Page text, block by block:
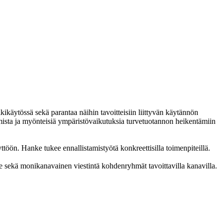
sekä parantaa näihin tavoitteisiin liittyvän käytännön
ja myönteisiä ympäristövaikutuksia turvetuotannon heikentämiin
Hanke tukee ennallistamistyötä konkreettisilla toimenpiteillä.
monikanavainen viestintä kohdenryhmät tavoittavilla kanavilla.